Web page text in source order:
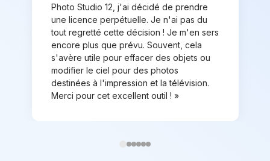
Photo Studio 12, j'ai décidé de prendre
une licence perpétuelle. Je n'ai pas du
tout regretté cette décision ! Je m'en sers
encore plus que prévu. Souvent, cela
s'avère utile pour effacer des objets ou
modifier le ciel pour des photos
destinées à l'impression et la télévision.
Merci pour cet excellent outil ! »